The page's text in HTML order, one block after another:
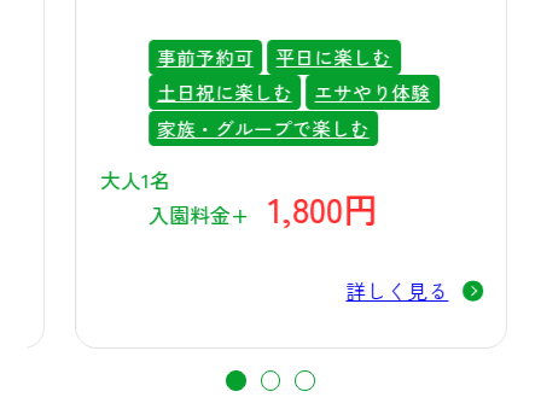
す。また、夏休み期間（7月18日～8月
23日）の週末やお盆期間は、夕方から
縁日も開催しており、日が傾き始め
た涼しい時間帯に、ご家族でゆっく
りとお楽しみいただけます。日中の
暑い時間を避けて、夕方から夜にか
パークを満喫するのも、夏ならでは
園時のポイント 暑い季節にお越しい
事前予約可
平日に楽しむ
土日祝に楽しむ
エサやり体験
家族・グループで楽しむ
大人1名
入園料金+
1,800円
詳しく見る